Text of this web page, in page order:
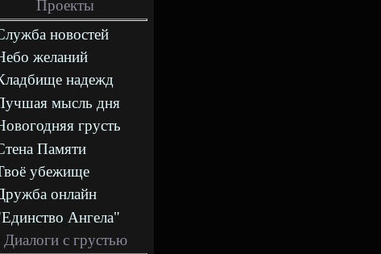
Проекты
новостей
желаний
надежд
мысль дня
грусть
Памяти
убежище
онлайн
Ангела"
Диалоги с грустью